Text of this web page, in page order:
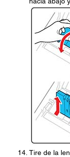
Tire de la